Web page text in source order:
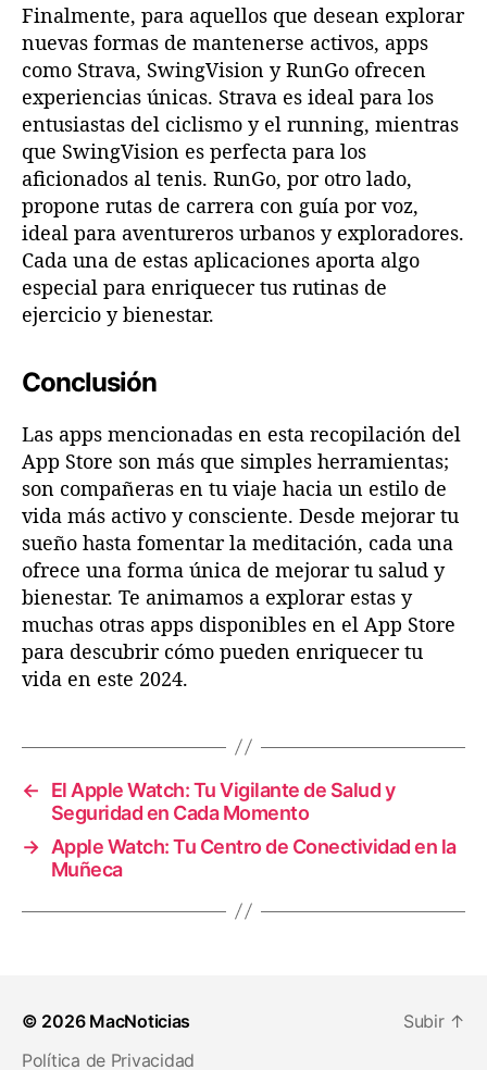
Finalmente, para aquellos que desean explorar
nuevas formas de mantenerse activos, apps
como Strava, SwingVision y RunGo ofrecen
experiencias únicas. Strava es ideal para los
entusiastas del ciclismo y el running, mientras
que SwingVision es perfecta para los
aficionados al tenis. RunGo, por otro lado,
propone rutas de carrera con guía por voz,
ideal para aventureros urbanos y exploradores.
Cada una de estas aplicaciones aporta algo
especial para enriquecer tus rutinas de
ejercicio y bienestar.
Conclusión
Las apps mencionadas en esta recopilación del
App Store son más que simples herramientas;
son compañeras en tu viaje hacia un estilo de
vida más activo y consciente. Desde mejorar tu
sueño hasta fomentar la meditación, cada una
ofrece una forma única de mejorar tu salud y
bienestar. Te animamos a explorar estas y
muchas otras apps disponibles en el App Store
para descubrir cómo pueden enriquecer tu
vida en este 2024.
←
El Apple Watch: Tu Vigilante de Salud y
Seguridad en Cada Momento
→ Apple Watch: Tu Centro de Conectividad en la
Muñeca
© 2026 MacNoticias
Política de Privacidad
Subir ↑